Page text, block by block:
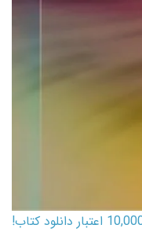
کارت اعتباری کتاب دانلود با 10,000,000 اعتبار دانلود کتاب!